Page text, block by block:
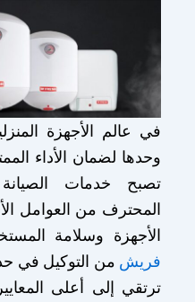
في عالم الأجهزة
وحدها لضمان الأداء
تصبح خدمات
المحترف من العوامل
الأجهزة وسلامة
فريش من التوكيل في
ترتقي إلى أعلى